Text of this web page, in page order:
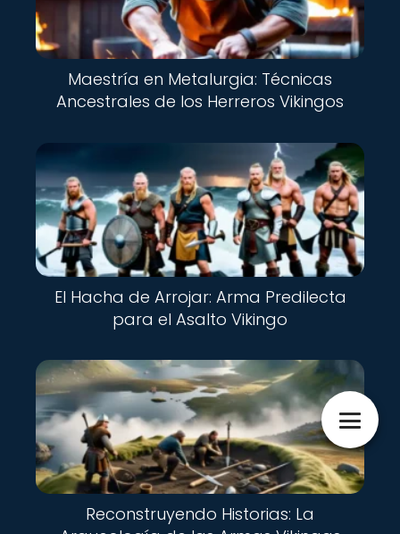
Maestría en Metalurgia: Técnicas
Ancestrales de los Herreros Vikingos
El Hacha de Arrojar: Arma Predilecta
para el Asalto Vikingo
Reconstruyendo Historias: La